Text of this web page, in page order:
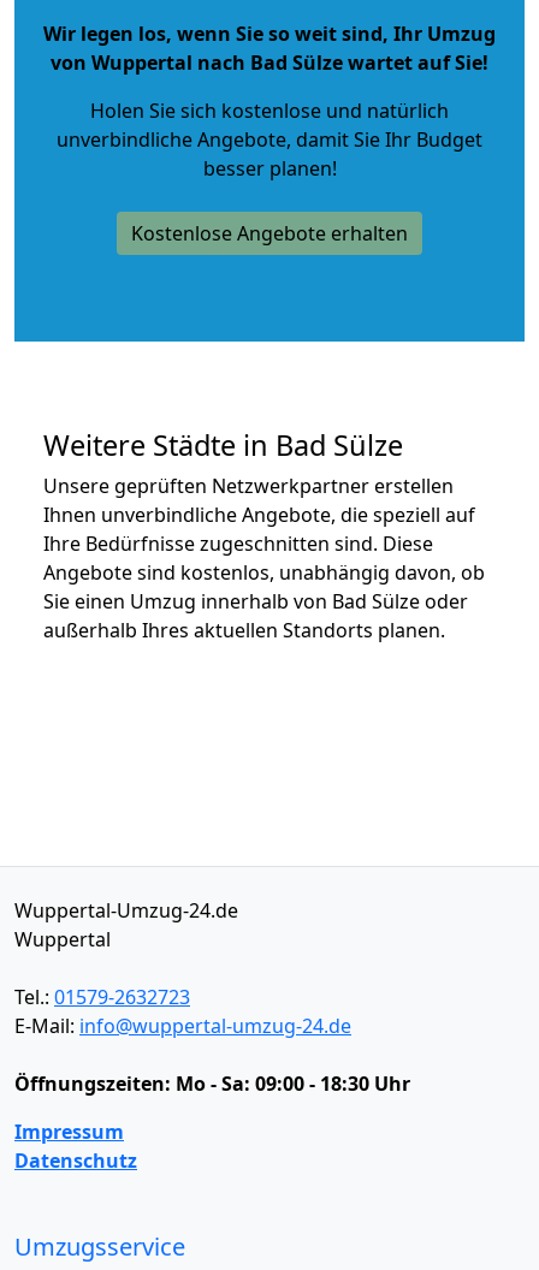
Wir legen los, wenn Sie so weit sind, Ihr Umzug
von Wuppertal nach Bad Sülze wartet auf Sie!
Holen Sie sich kostenlose und natürlich
unverbindliche Angebote, damit Sie Ihr Budget
besser planen!
Kostenlose Angebote erhalten
Weitere Städte in Bad Sülze
Unsere geprüften Netzwerkpartner erstellen
Ihnen unverbindliche Angebote, die speziell auf
Ihre Bedürfnisse zugeschnitten sind. Diese
Angebote sind kostenlos, unabhängig davon, ob
Sie einen Umzug innerhalb von Bad Sülze oder
außerhalb Ihres aktuellen Standorts planen.
Wuppertal-Umzug-24.de
Wuppertal
Tel.: 01579-2632723
E-Mail: info@wuppertal-umzug-24.de
Öffnungszeiten: Mo - Sa: 09:00 - 18:30 Uhr
Impressum
Datenschutz
Umzugsservice